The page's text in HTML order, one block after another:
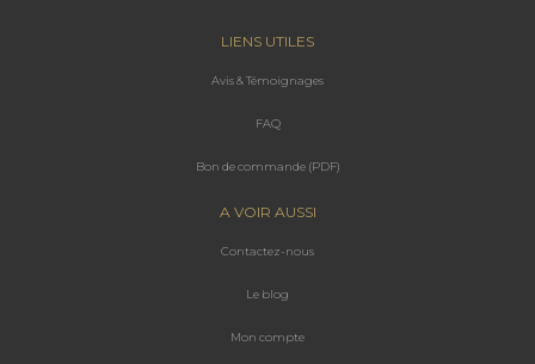
LIENS UTILES
Avis & Témoignages
FAQ
Bon de commande (PDF)
A VOIR AUSSI
Contactez-nous
Le blog
Mon compte